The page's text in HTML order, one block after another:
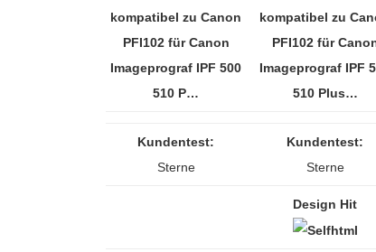
kompatibel zu Canon
PFI102 für Canon
Imageprograf IPF 500
510 P…
kompatibel zu
PFI102 für
Imageprograf IPF
510 Plus…
Kundentest:
Sterne
Kundentest:
Sterne
Design Hit